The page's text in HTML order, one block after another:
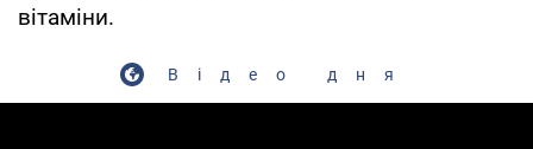
вітаміни.
Відео дня